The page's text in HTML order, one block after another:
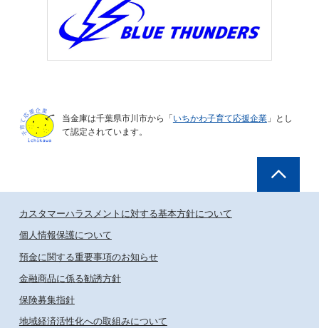
当金庫は千葉県市川市から「いちかわ子育て応援企業」とし
て認定されています。
カスタマーハラスメントに対する基本方針について
個人情報保護について
預金に関する重要事項のお知らせ
金融商品に係る勧誘方針
保険募集指針
地域経済活性化への取組みについて